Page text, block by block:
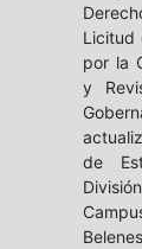
Licitud
por la
y
de